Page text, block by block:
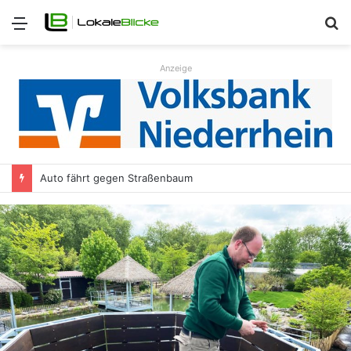
Menü
Anzeige
Auto fährt gegen Straßenbaum